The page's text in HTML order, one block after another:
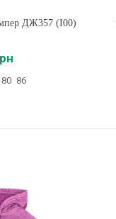
ДЖ357 (I00)
80 86